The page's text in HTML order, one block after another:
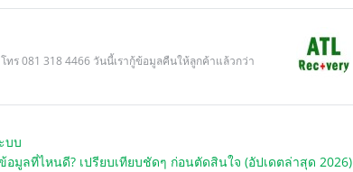
ร 081 318 4466 วันนี้เรากู้ข้อมูลคืนให้ลูกค้าแล้วกว่า
บบ
อมูลที่ไหนดี? เปรียบเทียบชัดๆ ก่อนตัดสินใจ (อัปเดตล่าสุด 2026)